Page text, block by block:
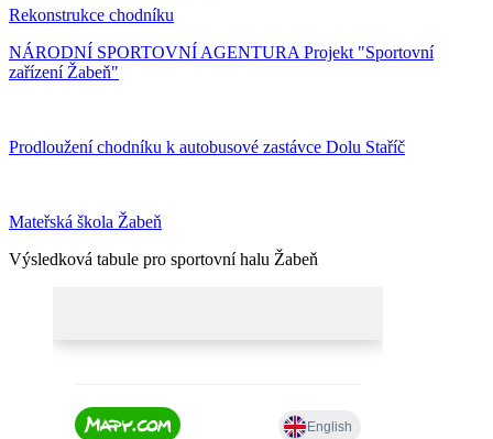
Rekonstrukce chodníku
NÁRODNÍ SPORTOVNÍ AGENTURA Projekt "Sportovní
zařízení Žabeň"
Prodloužení chodníku k autobusové zastávce Dolu Staříč
Mateřská škola Žabeň
Výsledková tabule pro sportovní halu Žabeň